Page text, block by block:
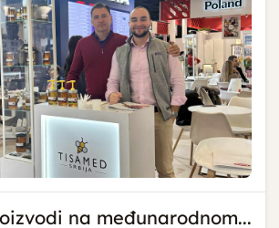
na međunarodnom...